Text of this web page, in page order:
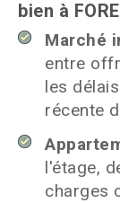
bien à
Marché
entre
les
récente
l'étage,
charges